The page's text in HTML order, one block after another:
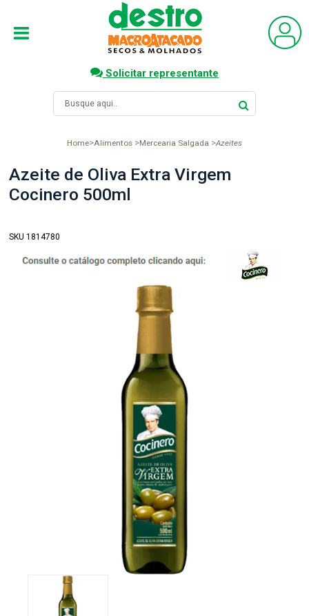
Solicitar representante
Home Alimentos Mercearia Salgada Azeites
Azeite de Oliva Extra Virgem
Cocinero 500ml
SKU 1814780